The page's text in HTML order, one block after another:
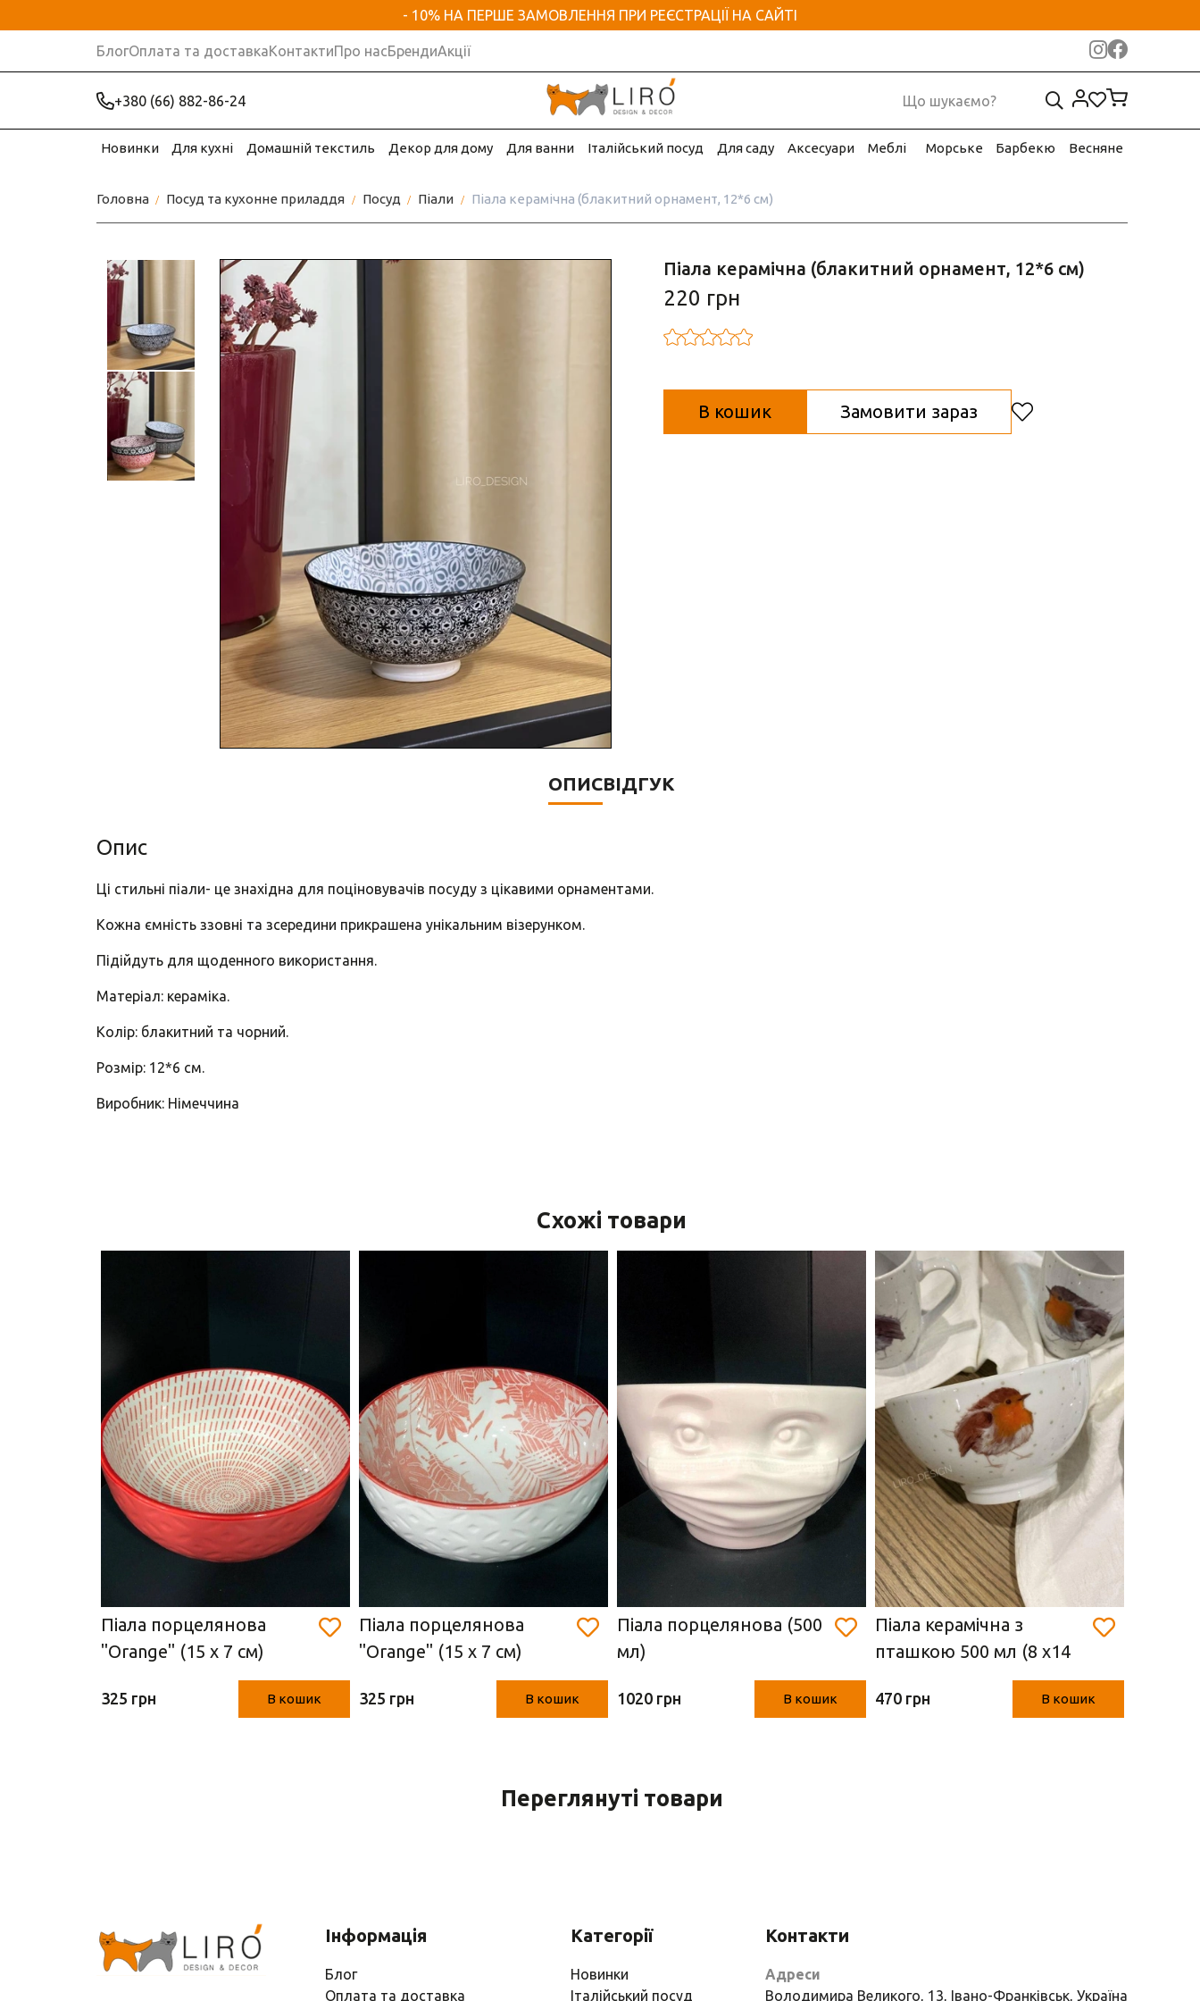
- 10% НА ПЕРШЕ ЗАМОВЛЕННЯ ПРИ РЕЄСТРАЦІЇ НА САЙТІ
БлогОплата та доставкаКонтактиПро насБрендиАкції
+380 (66) 882-86-24
Новинки Для кухні Домашній текстиль Декор для дому Для ванни Італійський посуд Для саду Аксесуари Меблі Морське Барбекю Весняне
Головна Посуд та кухонне приладдя Посуд Піали Піала керамічна (блакитний орнамент, 12*6 см)
Піала керамічна (блакитний орнамент, 12*6 см)
220 грн
В кошик Замовити зараз
ОПИСВІДГУК
Опис
Ці стильні піали- це знахідна для поціновувачів посуду з цікавими орнаментами.
Кожна ємність ззовні та зсередини прикрашена унікальним візерунком.
Підійдуть для щоденного використання.
Матеріал: кераміка.
Колір: блакитний та чорний.
Розмір: 12*6 см.
Виробник: Німеччина
Схожі товари
Піала порцелянова
"Orange" (15 х 7 см)
325 грн В кошик
Піала порцелянова
"Orange" (15 х 7 см)
325 грн В кошик
Піала порцелянова (500
мл)
1020 грн В кошик
Піала керамічна з
пташкою 500 мл (8 х14
470 грн В кошик
Переглянуті товари
Інформація
Блог
Оплата та доставка
Категорії
Новинки
Італійський посуд
Контакти
Адреси
Володимира Великого, 13, Івано-Франківськ, Україна